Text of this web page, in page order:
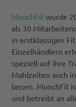
MunchFit wurde
als 30
in erstklassigen
Einzelhändlern
speziell auf ihre
Mahlzeiten auch
lassen. MunchFit
und betreibt an